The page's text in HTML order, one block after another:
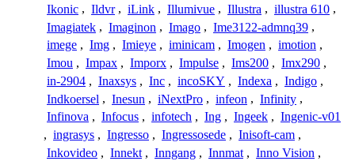
Ikonic , Ildvr , iLink , Illumivue , Illustra , illustra 610 ,
Imagiatek , Imaginon , Imago , Ime3122-admnq39 ,
imege , Img , Imieye , iminicam , Imogen , imotion ,
Imou , Impax , Imporx , Impulse , Ims200 , Imx290 ,
in-2904 , Inaxsys , Inc , incoSKY , Indexa , Indigo ,
Indkoersel , Inesun , iNextPro , infeon , Infinity ,
Infinova , Infocus , infotech , Ing , Ingeek , Ingenic-v01
, ingrasys , Ingresso , Ingressosede , Inisoft-cam ,
Inkovideo , Innekt , Inngang , Innmat , Inno Vision ,